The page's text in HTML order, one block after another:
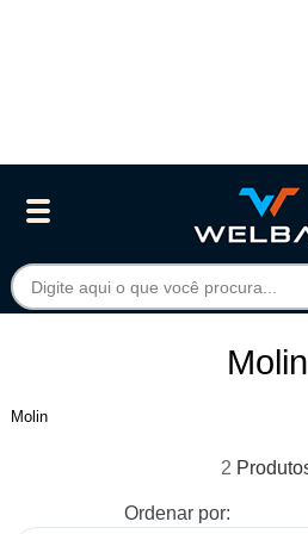
Molin
Molin
2
Ordenar por: